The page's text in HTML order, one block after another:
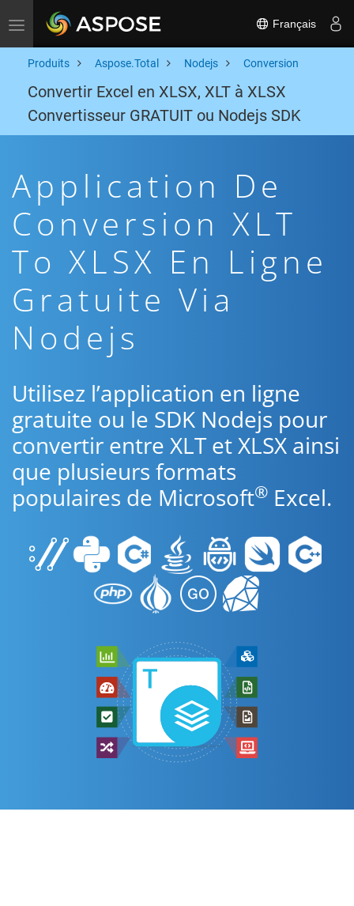
Toggle navigation Français
Produits Aspose.Total Nodejs Conversion
Convertir Excel en XLSX, XLT à XLSX
Convertisseur GRATUIT ou Nodejs SDK
Application De
Conversion XLT
To XLSX En Ligne
Gratuite Via
Nodejs
Utilisez l’application en ligne
gratuite ou le SDK Nodejs pour
convertir entre XLT et XLSX ainsi
que plusieurs formats
populaires de Microsoft® Excel.